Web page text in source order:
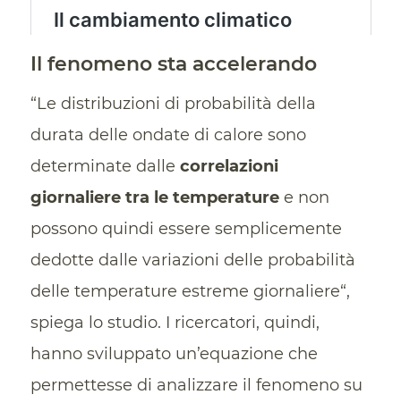
Il fenomeno sta accelerando
“Le distribuzioni di probabilità della
durata delle ondate di calore sono
determinate dalle correlazioni
giornaliere tra le temperaturee non
possono quindi essere semplicemente
dedotte dalle variazioni delle probabilità
delle temperature estreme giornaliere“,
spiega lo studio. I ricercatori, quindi,
hanno sviluppato un’equazione che
permettesse di analizzare il fenomeno su